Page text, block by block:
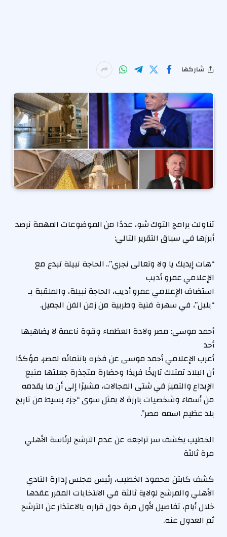
شاركها
تناولت برامج التوك شو، عددًا من الموضوعات المهمة نرصد
أبرزها في سياق التقرير التالي:
“هات إيديك يا ولا وتعالى نجري”.. الحاجة نبيلة تبدع مع
الإعلامي عمرو أديب
استضاف الإعلامي عمرو أديب، الحاجة نبيلة، والملقبة بـ
“بلبل”، في سهرة فنية وطربية من زمن الفن الجميل.
أحمد موسى: مصر ولادة العظماء وقوة ناعمة لا يضاهيها
أحد
أعرب الإعلامي أحمد موسى عن فخره بانتمائه لمصر، مؤكدًا
أن البلاد تمتلك تاريخًا فريدًا وحضارة متجذرة جعلتها منبع
الإبداع والتميز في شتى المجالات، مشيرًا إلى أن ما يقدمه
من أسماء وشخصيات بارزة لا يمثل سوى “جزء بسيط من تاريخ
بلد عظيم اسمه مصر”.
الخطيب يكشف سر تراجعه عن عدم الترشح لرئاسة الأهلي
مرة ثالثة
كشف كابتن محمود الخطيب، رئيس مجلس إدارة النادي
الأهلي والمرشح لولاية ثالثة في الانتخابات المقرر عقدها
خلال أيام، تفاصيل لأول مرة حول قراره بالاعتذار عن الترشح
ثم العدول عنه.